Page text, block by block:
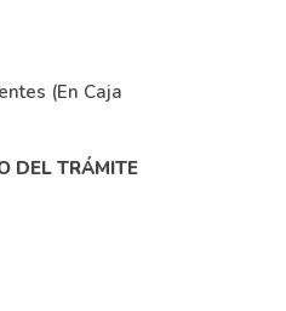
(En Caja
DEL TRÁMITE